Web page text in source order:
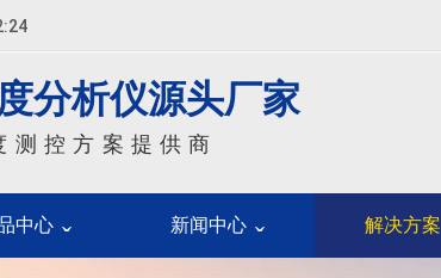
分析仪源头厂家
测控方案提供商
中心 新闻中心 解决方案